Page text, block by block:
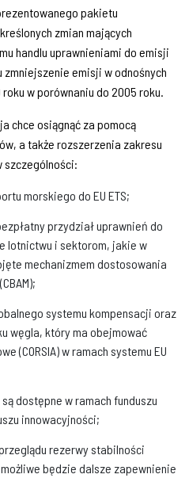
pakietu
zmian mających
handlu uprawnieniami do emisji
zmniejszenie emisji w odnośnych
w porównaniu do 2005 roku.
chce osiągnąć za pomocą
a także rozszerzenia zakresu
szczególności:
morskiego do EU ETS;
przydział uprawnień do
lotnictwu i sektorom, jakie w
mechanizmem dostosowania
systemu kompensacji oraz
węgla, który ma obejmować
(CORSIA) w ramach systemu EU
dostępne w ramach funduszu
innowacyjności;
rezerwy stabilności
będzie dalsze zapewnienie